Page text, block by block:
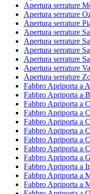
Apertura serrature
Apertura serrature
Apertura serrature
Apertura serrature
Apertura serrature
Apertura serrature
Apertura serrature
Apertura serrature
Apertura serrature
Fabbro Apriporta a
Fabbro Apriporta a
Fabbro Apriporta a
Fabbro Apriporta a
Fabbro Apriporta a
Fabbro Apriporta a
Fabbro Apriporta a
Fabbro Apriporta a
Fabbro Apriporta a
Fabbro Apriporta a
Fabbro Apriporta a
Fabbro Apriporta a